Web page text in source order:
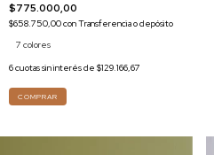
$775.000,00
$658.750,00conTransferencia o depósito
7 colores
6cuotas sin interés de $129.166,67
COMPRAR